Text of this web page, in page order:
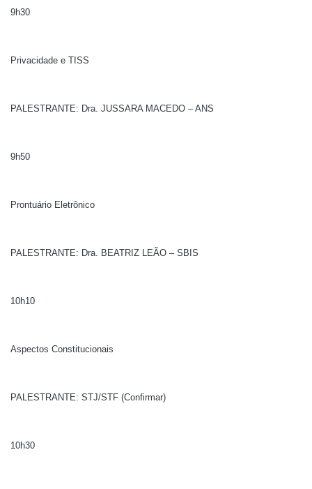
9h30
Privacidade e TISS
PALESTRANTE: Dra. JUSSARA MACEDO – ANS
9h50
Prontuário Eletrônico
PALESTRANTE: Dra. BEATRIZ LEÃO – SBIS
10h10
Aspectos Constitucionais
PALESTRANTE: STJ/STF (Confirmar)
10h30